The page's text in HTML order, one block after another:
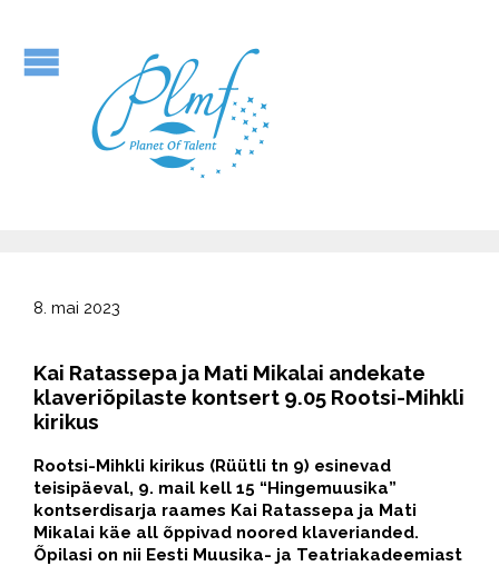
8. mai 2023
Kai Ratassepa ja Mati Mikalai andekate
klaveriõpilaste kontsert 9.05 Rootsi-Mihkli
kirikus
Rootsi-Mihkli kirikus (Rüütli tn 9) esinevad
teisipäeval, 9. mail kell 15 “Hingemuusika”
kontserdisarja raames Kai Ratassepa ja Mati
Mikalai käe all õppivad noored klaverianded.
Õpilasi on nii Eesti Muusika- ja Teatriakadeemiast